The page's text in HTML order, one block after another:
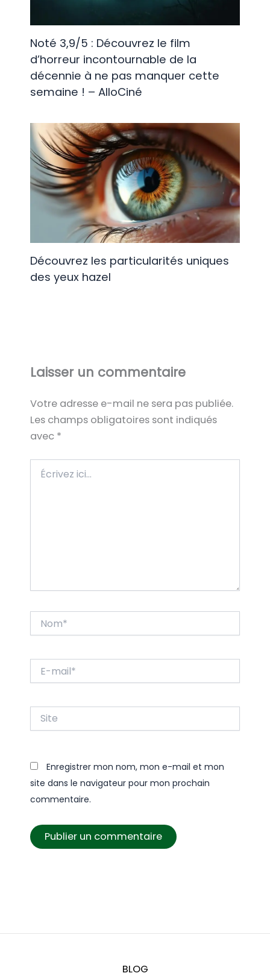
Noté 3,9/5 : Découvrez le film
d’horreur incontournable de la
décennie à ne pas manquer cette
semaine ! – AlloCiné
Découvrez les particularités uniques
des yeux hazel
Laisser un commentaire
Votre adresse e-mail ne sera pas publiée.
Les champs obligatoires sont indiqués
avec *
ici…
mail*
Enregistrer mon nom, mon e-mail et mon
site dans le navigateur pour mon prochain
commentaire.
BLOG